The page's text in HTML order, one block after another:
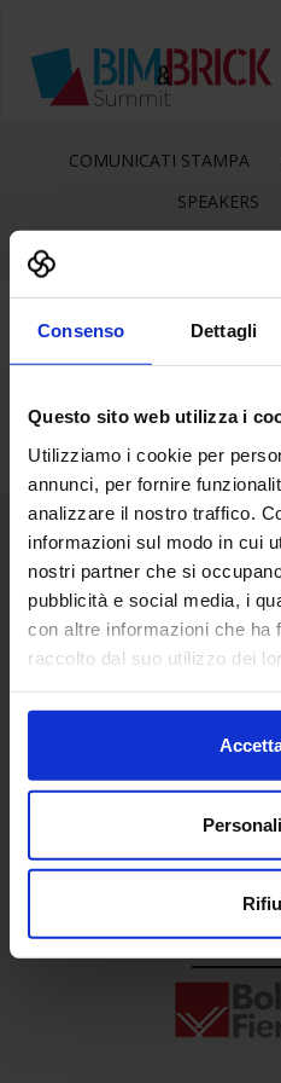
Consenso Dettagli
Questo sito web utilizza i
Utilizziamo i cookie per
annunci, per fornire
analizzare il nostro traffico.
informazioni sul modo in cui
nostri partner che si
pubblicità e social media, i
con altre informazioni che ha
raccolto dal suo utilizzo dei
COMUNICATI STAMPA
SPEAKERS
+ 39
Progetto e